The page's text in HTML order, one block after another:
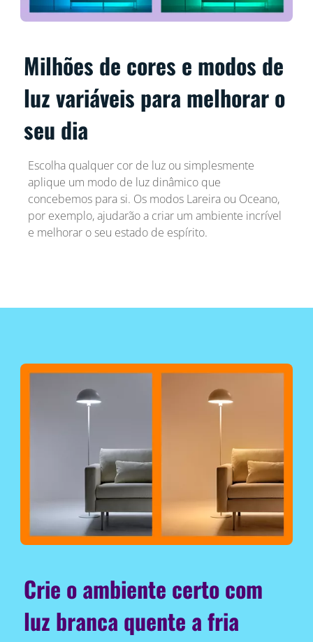
Milhões de cores e modos de
luz variáveis para melhorar o
seu dia
Escolha qualquer cor de luz ou simplesmente
aplique um modo de luz dinâmico que
concebemos para si. Os modos Lareira ou Oceano,
por exemplo, ajudarão a criar um ambiente incrível
e melhorar o seu estado de espírito.
Crie o ambiente certo com
luz branca quente a fria